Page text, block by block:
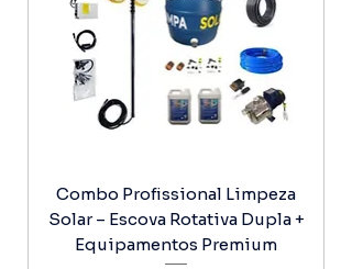
Combo Profissional Limpeza
Solar – Escova Rotativa Dupla +
Equipamentos Premium